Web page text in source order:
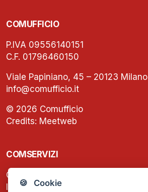
🍪 Cookie
COMUFFICIO
P.IVA 09556140151
C.F. 01796460150
Viale Papiniano, 45 – 20123 Milano
info@comufficio.it
© 2026 Comufficio
Credits: Meetweb
COMSERVIZI
C.F. e P.IVA: 13474420158
Iscrizione REA Milano n. 1656740